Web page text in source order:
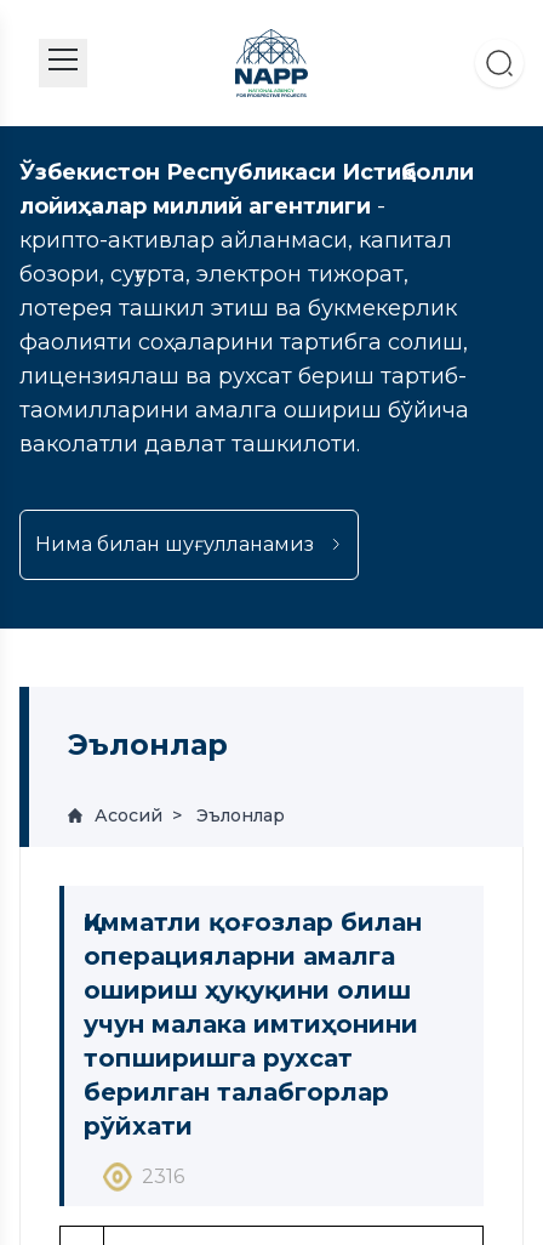
Ўзбекистон Республикаси Истиқболли
лойиҳалар миллий агентлиги -
крипто-активлар айланмаси, капитал
бозори, суғурта, электрон тижорат,
лотерея ташкил этиш ва букмекерлик
фаолияти соҳаларини тартибга солиш,
лицензиялаш ва рухсат бериш тартиб-
таомилларини амалга ошириш бўйича
ваколатли давлат ташкилоти.
Нима билан шуғулланамиз
Эълонлар
Асосий Эълонлар
Қимматли қоғозлар билан
операцияларни амалга
ошириш ҳуқуқини олиш
учун малака имтиҳонини
топширишга рухсат
берилган талабгорлар
рўйхати
2316